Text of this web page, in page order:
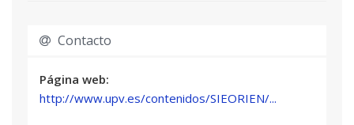
Contacto
Página web:
http://www.upv.es/contenidos/SIEORIEN/...